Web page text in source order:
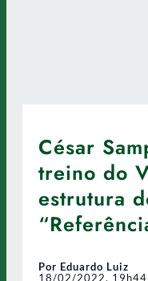
César
treino do
estrutura
Por Eduardo Luiz
18/02/2022, 19h44